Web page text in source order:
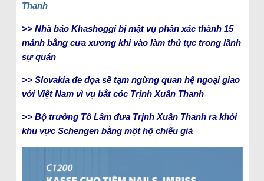
Thanh
>> Nhà báo Khashoggi bị mật vụ phân xác thành 15
mảnh bằng cưa xương khi vào làm thủ tục trong lãnh
sự quán
>> Slovakia đe dọa sẽ tạm ngừng quan hệ ngoại giao
với Việt Nam vì vụ bắt cóc Trịnh Xuân Thanh
>> Bộ trưởng Tô Lâm đưa Trịnh Xuân Thanh ra khỏi
khu vực Schengen bằng một hộ chiếu giả